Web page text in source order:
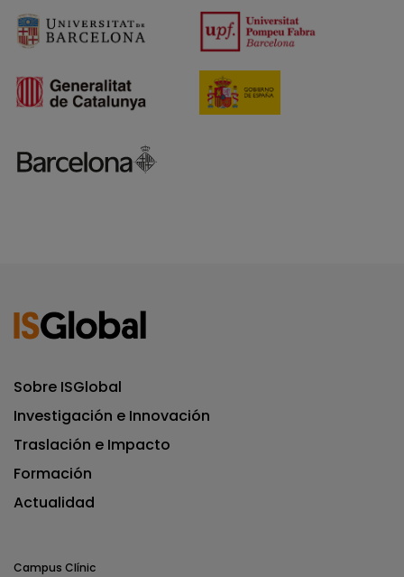
Sobre ISGlobal
Investigación e Innovación
Traslación e Impacto
Formación
Actualidad
Campus Clínic